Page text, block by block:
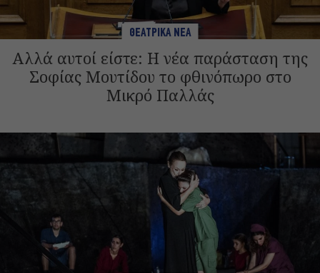
ΘΕΑΤΡΙΚΑ ΝΕΑ
Αλλά αυτοί είστε: Η νέα παράσταση της
Σοφίας Μουτίδου το φθινόπωρο στο
Μικρό Παλλάς